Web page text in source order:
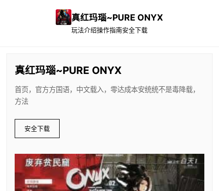
真红玛瑙~PURE ONYX
玩法介绍操作指南安全下载
真红玛瑙~PURE ONYX
首页，官方方国语，中文载入，零达成本安统统不是毒降载，
方法
安全下载